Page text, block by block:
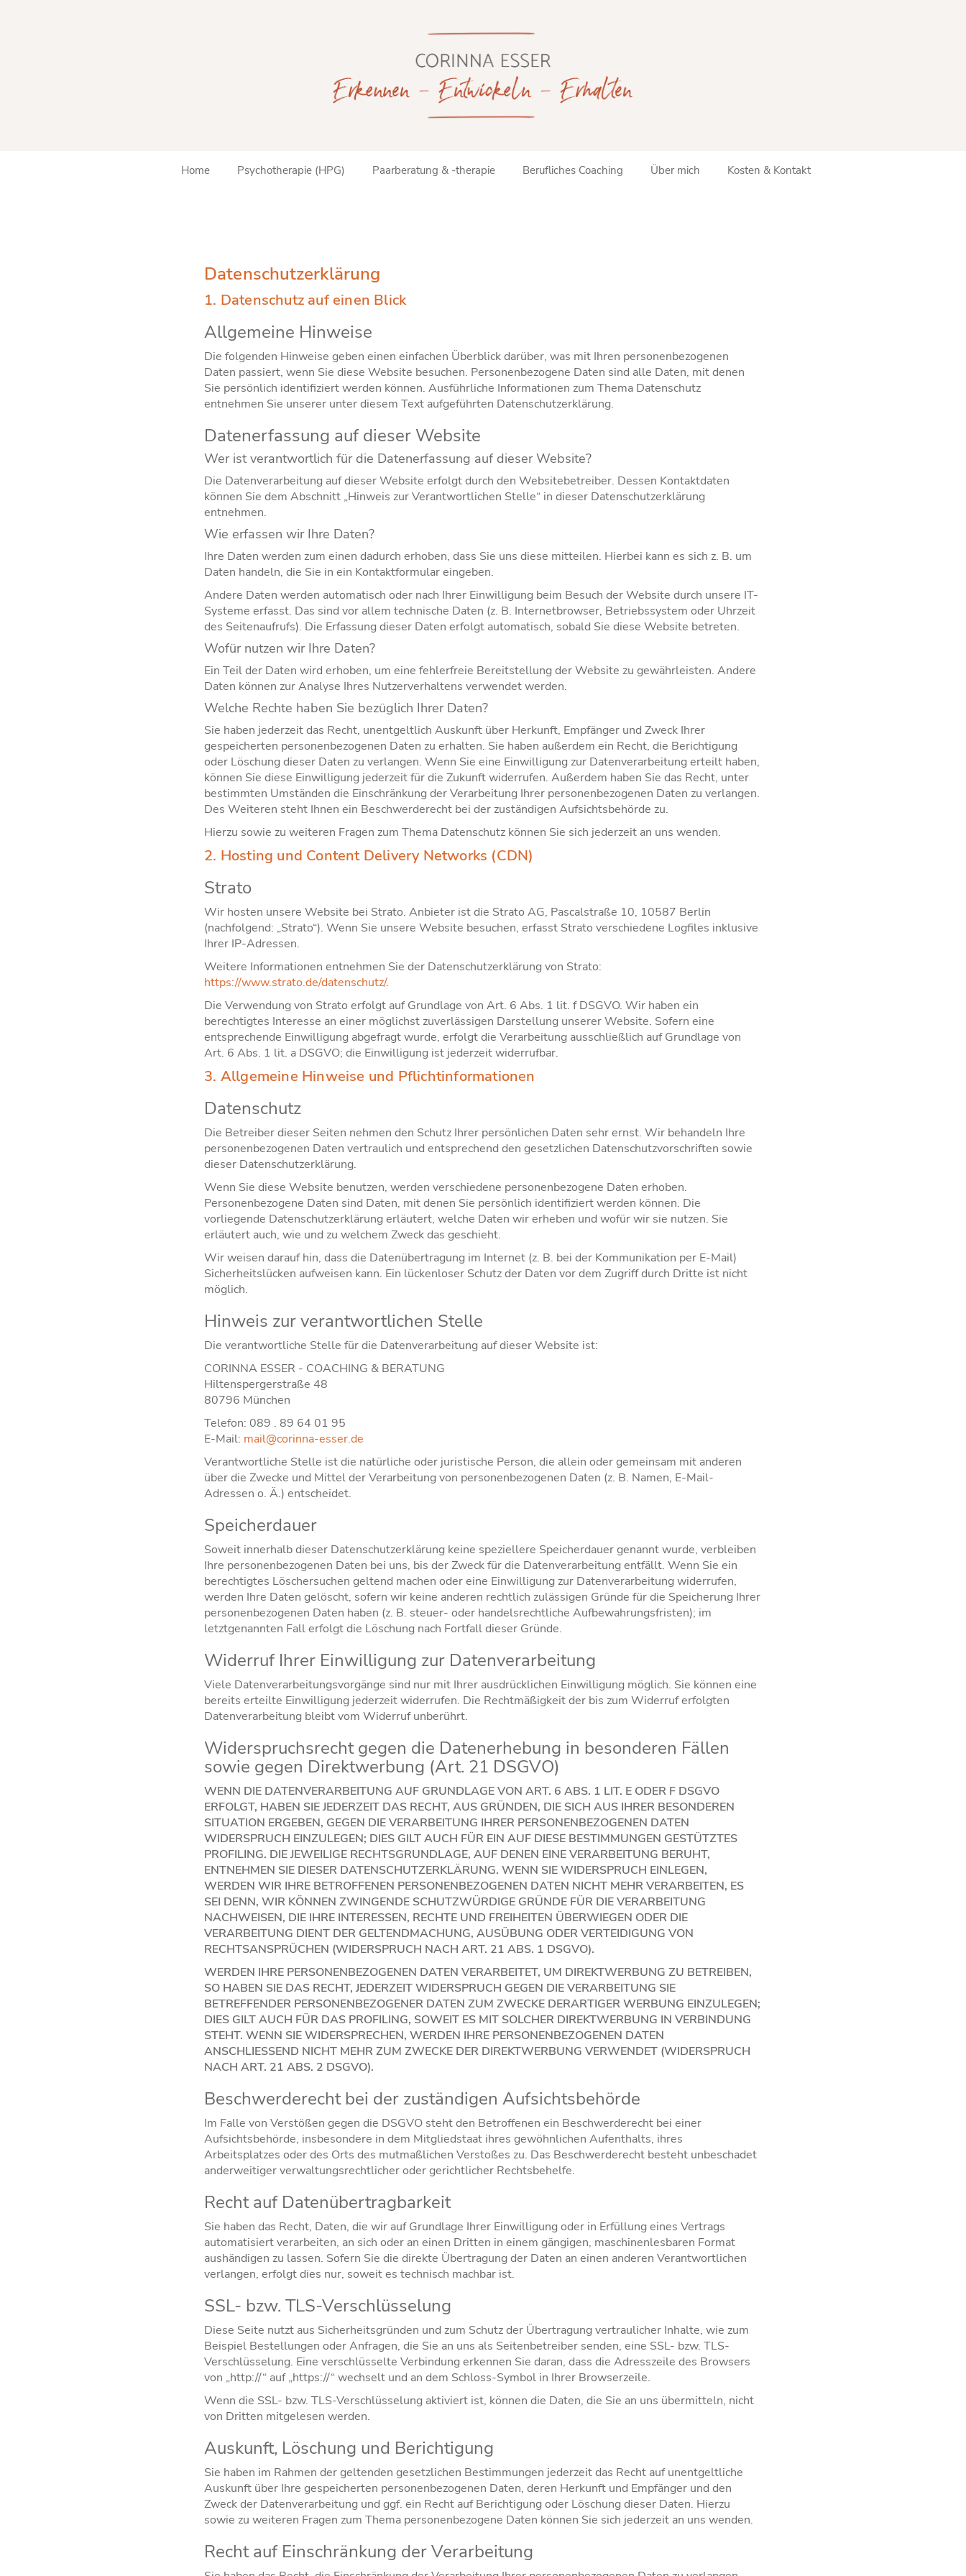
Home Psychotherapie (HPG) Paarberatung & -therapie Berufliches Coaching Über mich Kosten & Kontakt
Datenschutz­erklärung
1. Datenschutz auf einen Blick
Allgemeine Hinweise
Die folgenden Hinweise geben einen einfachen Überblick darüber, was mit Ihren personenbezogenen
Daten passiert, wenn Sie diese Website besuchen. Personenbezogene Daten sind alle Daten, mit denen
Sie persönlich identifiziert werden können. Ausführliche Informationen zum Thema Datenschutz
entnehmen Sie unserer unter diesem Text aufgeführten Datenschutzerklärung.
Datenerfassung auf dieser Website
Wer ist verantwortlich für die Datenerfassung auf dieser Website?
Die Datenverarbeitung auf dieser Website erfolgt durch den Websitebetreiber. Dessen Kontaktdaten
können Sie dem Abschnitt „Hinweis zur Verantwortlichen Stelle“ in dieser Datenschutzerklärung
entnehmen.
Wie erfassen wir Ihre Daten?
Ihre Daten werden zum einen dadurch erhoben, dass Sie uns diese mitteilen. Hierbei kann es sich z. B. um
Daten handeln, die Sie in ein Kontaktformular eingeben.
Andere Daten werden automatisch oder nach Ihrer Einwilligung beim Besuch der Website durch unsere IT-
Systeme erfasst. Das sind vor allem technische Daten (z. B. Internetbrowser, Betriebssystem oder Uhrzeit
des Seitenaufrufs). Die Erfassung dieser Daten erfolgt automatisch, sobald Sie diese Website betreten.
Wofür nutzen wir Ihre Daten?
Ein Teil der Daten wird erhoben, um eine fehlerfreie Bereitstellung der Website zu gewährleisten. Andere
Daten können zur Analyse Ihres Nutzerverhaltens verwendet werden.
Welche Rechte haben Sie bezüglich Ihrer Daten?
Sie haben jederzeit das Recht, unentgeltlich Auskunft über Herkunft, Empfänger und Zweck Ihrer
gespeicherten personenbezogenen Daten zu erhalten. Sie haben außerdem ein Recht, die Berichtigung
oder Löschung dieser Daten zu verlangen. Wenn Sie eine Einwilligung zur Datenverarbeitung erteilt haben,
können Sie diese Einwilligung jederzeit für die Zukunft widerrufen. Außerdem haben Sie das Recht, unter
bestimmten Umständen die Einschränkung der Verarbeitung Ihrer personenbezogenen Daten zu verlangen.
Des Weiteren steht Ihnen ein Beschwerderecht bei der zuständigen Aufsichtsbehörde zu.
Hierzu sowie zu weiteren Fragen zum Thema Datenschutz können Sie sich jederzeit an uns wenden.
2. Hosting und Content Delivery Networks (CDN)
Strato
Wir hosten unsere Website bei Strato. Anbieter ist die Strato AG, Pascalstraße 10, 10587 Berlin
(nachfolgend: „Strato“). Wenn Sie unsere Website besuchen, erfasst Strato verschiedene Logfiles inklusive
Ihrer IP-Adressen.
Weitere Informationen entnehmen Sie der Datenschutzerklärung von Strato:
https://www.strato.de/datenschutz/.
Die Verwendung von Strato erfolgt auf Grundlage von Art. 6 Abs. 1 lit. f DSGVO. Wir haben ein
berechtigtes Interesse an einer möglichst zuverlässigen Darstellung unserer Website. Sofern eine
entsprechende Einwilligung abgefragt wurde, erfolgt die Verarbeitung ausschließlich auf Grundlage von
Art. 6 Abs. 1 lit. a DSGVO; die Einwilligung ist jederzeit widerrufbar.
3. Allgemeine Hinweise und Pflicht­informationen
Datenschutz
Die Betreiber dieser Seiten nehmen den Schutz Ihrer persönlichen Daten sehr ernst. Wir behandeln Ihre
personenbezogenen Daten vertraulich und entsprechend den gesetzlichen Datenschutzvorschriften sowie
dieser Datenschutzerklärung.
Wenn Sie diese Website benutzen, werden verschiedene personenbezogene Daten erhoben.
Personenbezogene Daten sind Daten, mit denen Sie persönlich identifiziert werden können. Die
vorliegende Datenschutzerklärung erläutert, welche Daten wir erheben und wofür wir sie nutzen. Sie
erläutert auch, wie und zu welchem Zweck das geschieht.
Wir weisen darauf hin, dass die Datenübertragung im Internet (z. B. bei der Kommunikation per E-Mail)
Sicherheitslücken aufweisen kann. Ein lückenloser Schutz der Daten vor dem Zugriff durch Dritte ist nicht
möglich.
Hinweis zur verantwortlichen Stelle
Die verantwortliche Stelle für die Datenverarbeitung auf dieser Website ist:
CORINNA ESSER - COACHING & BERATUNG
Hiltenspergerstraße 48
80796 München
Telefon: 089 . 89 64 01 95
E-Mail: mail@corinna-esser.de
Verantwortliche Stelle ist die natürliche oder juristische Person, die allein oder gemeinsam mit anderen
über die Zwecke und Mittel der Verarbeitung von personenbezogenen Daten (z. B. Namen, E-Mail-
Adressen o. Ä.) entscheidet.
Speicherdauer
Soweit innerhalb dieser Datenschutzerklärung keine speziellere Speicherdauer genannt wurde, verbleiben
Ihre personenbezogenen Daten bei uns, bis der Zweck für die Datenverarbeitung entfällt. Wenn Sie ein
berechtigtes Löschersuchen geltend machen oder eine Einwilligung zur Datenverarbeitung widerrufen,
werden Ihre Daten gelöscht, sofern wir keine anderen rechtlich zulässigen Gründe für die Speicherung Ihrer
personenbezogenen Daten haben (z. B. steuer- oder handelsrechtliche Aufbewahrungsfristen); im
letztgenannten Fall erfolgt die Löschung nach Fortfall dieser Gründe.
Widerruf Ihrer Einwilligung zur Datenverarbeitung
Viele Datenverarbeitungsvorgänge sind nur mit Ihrer ausdrücklichen Einwilligung möglich. Sie können eine
bereits erteilte Einwilligung jederzeit widerrufen. Die Rechtmäßigkeit der bis zum Widerruf erfolgten
Datenverarbeitung bleibt vom Widerruf unberührt.
Widerspruchsrecht gegen die Datenerhebung in besonderen Fällen
sowie gegen Direktwerbung (Art. 21 DSGVO)
WENN DIE DATENVERARBEITUNG AUF GRUNDLAGE VON ART. 6 ABS. 1 LIT. E ODER F DSGVO
ERFOLGT, HABEN SIE JEDERZEIT DAS RECHT, AUS GRÜNDEN, DIE SICH AUS IHRER BESONDEREN
SITUATION ERGEBEN, GEGEN DIE VERARBEITUNG IHRER PERSONENBEZOGENEN DATEN
WIDERSPRUCH EINZULEGEN; DIES GILT AUCH FÜR EIN AUF DIESE BESTIMMUNGEN GESTÜTZTES
PROFILING. DIE JEWEILIGE RECHTSGRUNDLAGE, AUF DENEN EINE VERARBEITUNG BERUHT,
ENTNEHMEN SIE DIESER DATENSCHUTZERKLÄRUNG. WENN SIE WIDERSPRUCH EINLEGEN,
WERDEN WIR IHRE BETROFFENEN PERSONENBEZOGENEN DATEN NICHT MEHR VERARBEITEN, ES
SEI DENN, WIR KÖNNEN ZWINGENDE SCHUTZWÜRDIGE GRÜNDE FÜR DIE VERARBEITUNG
NACHWEISEN, DIE IHRE INTERESSEN, RECHTE UND FREIHEITEN ÜBERWIEGEN ODER DIE
VERARBEITUNG DIENT DER GELTENDMACHUNG, AUSÜBUNG ODER VERTEIDIGUNG VON
RECHTSANSPRÜCHEN (WIDERSPRUCH NACH ART. 21 ABS. 1 DSGVO).
WERDEN IHRE PERSONENBEZOGENEN DATEN VERARBEITET, UM DIREKTWERBUNG ZU BETREIBEN,
SO HABEN SIE DAS RECHT, JEDERZEIT WIDERSPRUCH GEGEN DIE VERARBEITUNG SIE
BETREFFENDER PERSONENBEZOGENER DATEN ZUM ZWECKE DERARTIGER WERBUNG EINZULEGEN;
DIES GILT AUCH FÜR DAS PROFILING, SOWEIT ES MIT SOLCHER DIREKTWERBUNG IN VERBINDUNG
STEHT. WENN SIE WIDERSPRECHEN, WERDEN IHRE PERSONENBEZOGENEN DATEN
ANSCHLIESSEND NICHT MEHR ZUM ZWECKE DER DIREKTWERBUNG VERWENDET (WIDERSPRUCH
NACH ART. 21 ABS. 2 DSGVO).
Beschwerde­recht bei der zuständigen Aufsichts­behörde
Im Falle von Verstößen gegen die DSGVO steht den Betroffenen ein Beschwerderecht bei einer
Aufsichtsbehörde, insbesondere in dem Mitgliedstaat ihres gewöhnlichen Aufenthalts, ihres
Arbeitsplatzes oder des Orts des mutmaßlichen Verstoßes zu. Das Beschwerderecht besteht unbeschadet
anderweitiger verwaltungsrechtlicher oder gerichtlicher Rechtsbehelfe.
Recht auf Daten­übertrag­barkeit
Sie haben das Recht, Daten, die wir auf Grundlage Ihrer Einwilligung oder in Erfüllung eines Vertrags
automatisiert verarbeiten, an sich oder an einen Dritten in einem gängigen, maschinenlesbaren Format
aushändigen zu lassen. Sofern Sie die direkte Übertragung der Daten an einen anderen Verantwortlichen
verlangen, erfolgt dies nur, soweit es technisch machbar ist.
SSL- bzw. TLS-Verschlüsselung
Diese Seite nutzt aus Sicherheitsgründen und zum Schutz der Übertragung vertraulicher Inhalte, wie zum
Beispiel Bestellungen oder Anfragen, die Sie an uns als Seitenbetreiber senden, eine SSL- bzw. TLS-
Verschlüsselung. Eine verschlüsselte Verbindung erkennen Sie daran, dass die Adresszeile des Browsers
von „http://“ auf „https://“ wechselt und an dem Schloss-Symbol in Ihrer Browserzeile.
Wenn die SSL- bzw. TLS-Verschlüsselung aktiviert ist, können die Daten, die Sie an uns übermitteln, nicht
von Dritten mitgelesen werden.
Auskunft, Löschung und Berichtigung
Sie haben im Rahmen der geltenden gesetzlichen Bestimmungen jederzeit das Recht auf unentgeltliche
Auskunft über Ihre gespeicherten personenbezogenen Daten, deren Herkunft und Empfänger und den
Zweck der Datenverarbeitung und ggf. ein Recht auf Berichtigung oder Löschung dieser Daten. Hierzu
sowie zu weiteren Fragen zum Thema personenbezogene Daten können Sie sich jederzeit an uns wenden.
Recht auf Einschränkung der Verarbeitung